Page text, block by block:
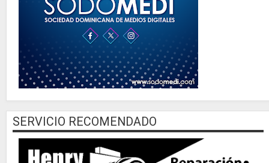
SERVICIO RECOMENDADO